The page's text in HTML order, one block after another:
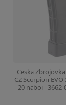
Ceska
CZ Scorpion EVO
20 naboi - 3662-